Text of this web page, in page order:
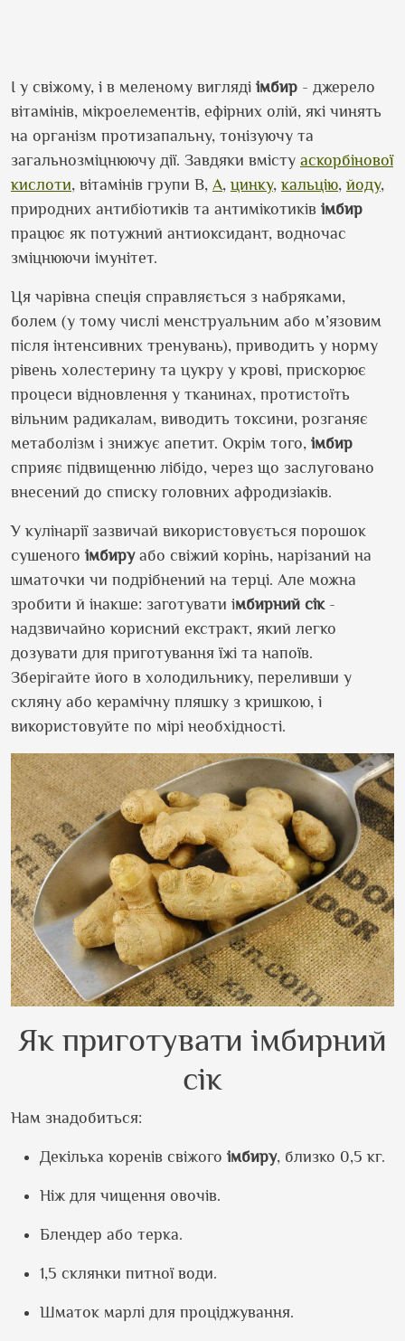
І у свіжому, і в меленому вигляді імбир - джерело
вітамінів, мікроелементів, ефірних олій, які чинять
на організм протизапальну, тонізуючу та
загальнозміцнюючу дії. Завдяки вмісту аскорбінової
кислоти, вітамінів групи В, А, цинку, кальцію, йоду,
природних антибіотиків та антимікотиків імбир
працює як потужний антиоксидант, водночас
зміцнюючи імунітет.
Ця чарівна спеція справляється з набряками,
болем (у тому числі менструальним або м’язовим
після інтенсивних тренувань), приводить у норму
рівень холестерину та цукру у крові, прискорює
процеси відновлення у тканинах, протистоїть
вільним радикалам, виводить токсини, розганяє
метаболізм і знижує апетит. Окрім того, імбир
сприяє підвищенню лібідо, через що заслуговано
внесений до списку головних афродизіаків.
У кулінарії зазвичай використовується порошок
сушеного імбируабо свіжий корінь, нарізаний на
шматочки чи подрібнений на терці. Але можна
зробити й інакше: заготувати імбирний сік -
надзвичайно корисний екстракт, який легко
дозувати для приготування їжі та напоїв.
Зберігайте його в холодильнику, переливши у
скляну або керамічну пляшку з кришкою, і
використовуйте по мірі необхідності.
Як приготувати імбирний
сік
Нам знадобиться:
Декілька коренів свіжого імбиру, близко 0,5 кг.
Ніж для чищення овочів.
Блендер або терка.
1,5 склянки питної води.
Шматок марлі для проціджування.